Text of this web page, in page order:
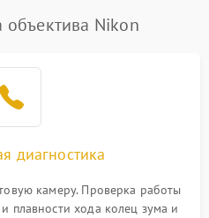
Nikon
диагностика
камеру. Проверка работы
плавности хода колец зума и